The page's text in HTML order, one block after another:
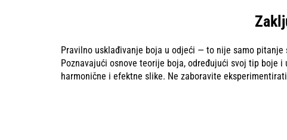
Pravilno usklađivanje boja u odjeći — to nije samo
Poznavajući osnove teorije boja, određujući svoj tip boje
harmonične i efektne slike. Ne zaboravite